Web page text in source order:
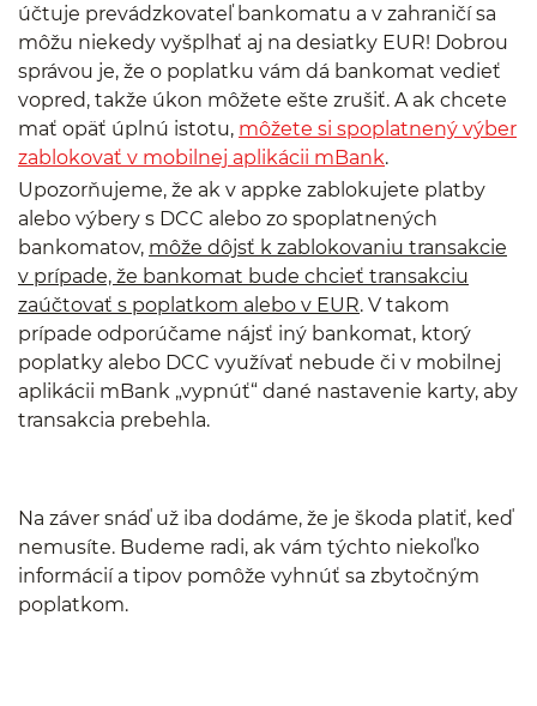
účtuje prevádzkovateľ bankomatu a v zahraničí sa
môžu niekedy vyšplhať aj na desiatky EUR! Dobrou
správou je, že o poplatku vám dá bankomat vedieť
vopred, takže úkon môžete ešte zrušiť. A ak chcete
mať opäť úplnú istotu, môžete si spoplatnený výber
zablokovať v mobilnej aplikácii mBank.
Upozorňujeme, že ak v appke zablokujete platby
alebo výbery s DCC alebo zo spoplatnených
bankomatov, môže dôjsť k zablokovaniu transakcie
v prípade, že bankomat bude chcieť transakciu
zaúčtovať s poplatkom alebo v EUR. V takom
prípade odporúčame nájsť iný bankomat, ktorý
poplatky alebo DCC využívať nebude či v mobilnej
aplikácii mBank „vypnúť“ dané nastavenie karty, aby
transakcia prebehla.
Na záver snáď už iba dodáme, že je škoda platiť, keď
nemusíte. Budeme radi, ak vám týchto niekoľko
informácií a tipov pomôže vyhnúť sa zbytočným
poplatkom.